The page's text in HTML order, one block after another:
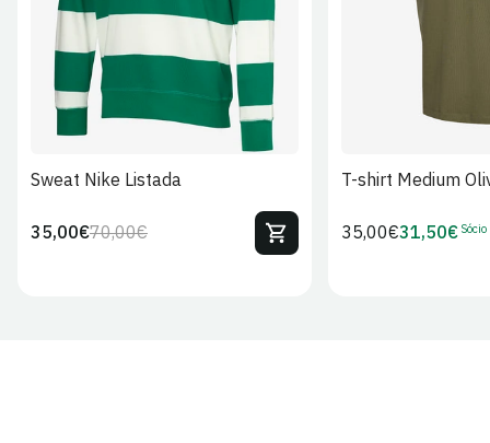
Sweat Nike Listada
Preço
70,00€Preço
35,00€
T-shirt Medium
Preço
35,00€Preço
31,50€ Sócio